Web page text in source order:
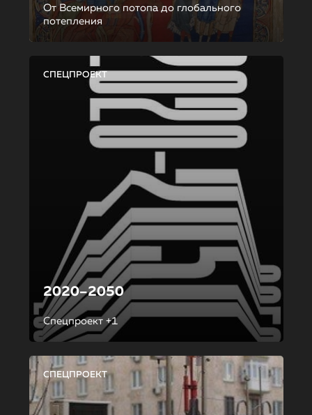
От Всемирного потопа до глобального
потепления
СПЕЦПРОЕКТ
2020–2050
Спецпроект +1
СПЕЦПРОЕКТ